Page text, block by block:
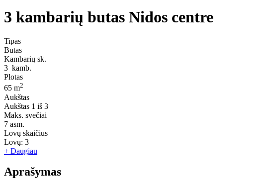
3 kambarių butas Nidos centre
Tipas
Butas
Kambarių sk.
3 kamb.
Plotas
65 m2
Aukštas
Aukštas 1 iš 3
Maks. svečiai
7 asm.
Lovų skaičius
Lovų: 3
+ Daugiau
Aprašymas